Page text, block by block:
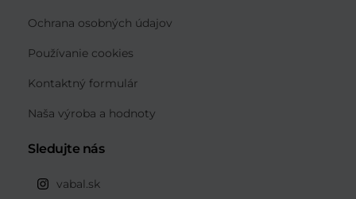
Ochrana osobných údajov
Používanie cookies
Kontaktný formulár
Naša výroba a hodnoty
Sledujte nás
vabal.sk